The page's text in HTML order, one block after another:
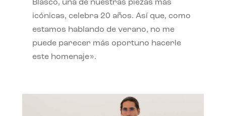
Blasco, una de nuestras piezas más
icónicas, celebra 20 años. Así que, como
estamos hablando de verano, no me
puede parecer más oportuno hacerle
este homenaje».